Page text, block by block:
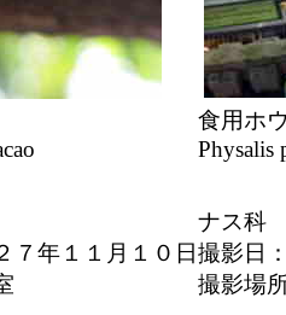
７年１１月１０日
食用ホ
ナス科
撮影日
撮影場